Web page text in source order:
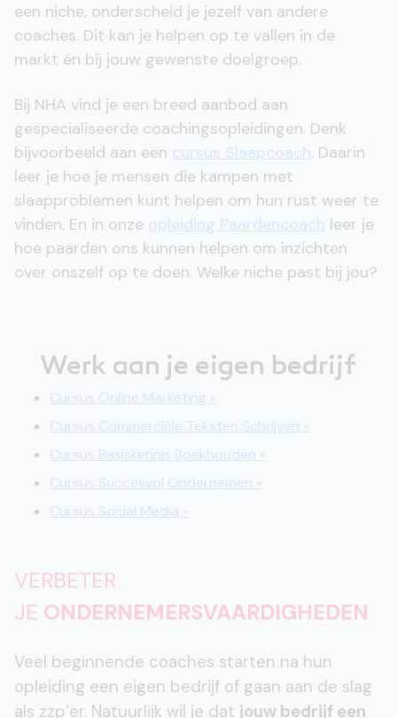
een niche, onderscheid je jezelf van andere
coaches. Dit kan je helpen op te vallen in de
markt én bij jouw gewenste doelgroep.
Bij NHA vind je een breed aanbod aan
gespecialiseerde coachingsopleidingen. Denk
bijvoorbeeld aan een cursus Slaapcoach. Daarin
leer je hoe je mensen die kampen met
slaapproblemen kunt helpen om hun rust weer te
vinden. En in onze opleiding Paardencoach leer je
hoe paarden ons kunnen helpen om inzichten
over onszelf op te doen. Welke niche past bij jou?
Werk aan je eigen bedrijf
Cursus Online Marketing »
Cursus Commerciële Teksten Schrijven »
Cursus Basiskennis Boekhouden »
Cursus Succesvol Ondernemen »
Cursus Social Media »
VERBETER
JE ONDERNEMERSVAARDIGHEDEN
Veel beginnende coaches starten na hun
opleiding een eigen bedrijf of gaan aan de slag
als zzp’er. Natuurlijk wil je dat jouw bedrijf een